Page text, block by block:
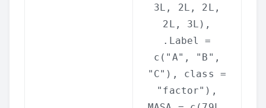
3L, 2L, 2L,
2L, 3L),
.Label =
c ( "A" , "B" ,
"C" ), class =
"factor" ),